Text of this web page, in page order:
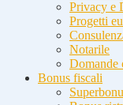
Privacy e
Progetti
Notarile
Domande
Bonus fiscali